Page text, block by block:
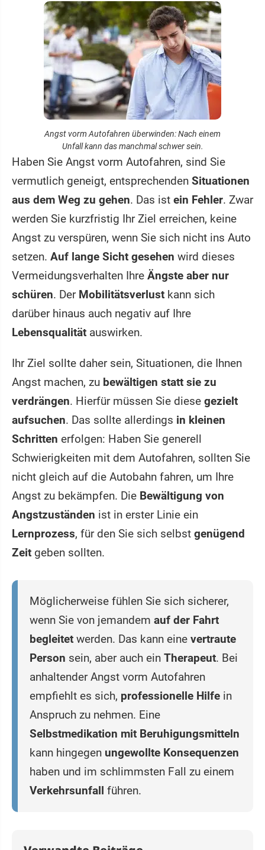
Angst vorm Autofahren überwinden: Nach einem
Unfall kann das manchmal schwer sein.
Haben Sie Angst vorm Autofahren, sind Sie
vermutlich geneigt, entsprechenden Situationen
aus dem Weg zu gehen. Das ist ein Fehler. Zwar
werden Sie kurzfristig Ihr Ziel erreichen, keine
Angst zu verspüren, wenn Sie sich nicht ins Auto
setzen. Auf lange Sicht gesehen wird dieses
Vermeidungsverhalten Ihre Ängste aber nur
schüren. Der Mobilitätsverlust kann sich
darüber hinaus auch negativ auf Ihre
Lebensqualität auswirken.
Ihr Ziel sollte daher sein, Situationen, die Ihnen
Angst machen, zu bewältigen statt sie zu
verdrängen. Hierfür müssen Sie diese gezielt
aufsuchen. Das sollte allerdings in kleinen
Schritten erfolgen: Haben Sie generell
Schwierigkeiten mit dem Autofahren, sollten Sie
nicht gleich auf die Autobahn fahren, um Ihre
Angst zu bekämpfen. Die Bewältigung von
Angstzuständen ist in erster Linie ein
Lernprozess, für den Sie sich selbst genügend
Zeit geben sollten.
Möglicherweise fühlen Sie sich sicherer,
wenn Sie von jemandem auf der Fahrt
begleitet werden. Das kann eine vertraute
Person sein, aber auch ein Therapeut. Bei
anhaltender Angst vorm Autofahren
empfiehlt es sich, professionelle Hilfe in
Anspruch zu nehmen. Eine
Selbstmedikation mit Beruhigungsmitteln
kann hingegen ungewollte Konsequenzen
haben und im schlimmsten Fall zu einem
Verkehrsunfall führen.